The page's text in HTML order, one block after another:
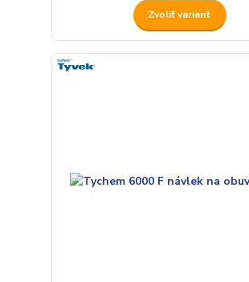
Zvoliť variant